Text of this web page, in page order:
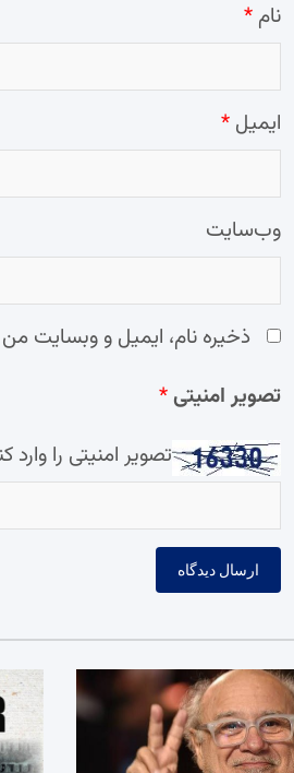
نام *
ایمیل *
وب‌سایت
ذخیره نام، ایمیل و وبسایت من
تصویر امنیتی*
تصویر امنیتی را وارد